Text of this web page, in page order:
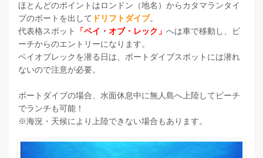
ほとんどのポイントはロンドン（地名）からカタマランタイ
プのボートを出して ドリフトダイブ。
代表格スポット
「ベイ・オブ・レック」 へは車で移動し、ビ
ーチからのエントリーになります。
ベイオブレックを潜る日は、ボートダイブスポットには潜れ
ないので注意が必要。
ボートダイブの場合、水面休息中に無人島へ上陸してビーチ
でランチも可能！
※海況・天候により上陸できない場合もあります。